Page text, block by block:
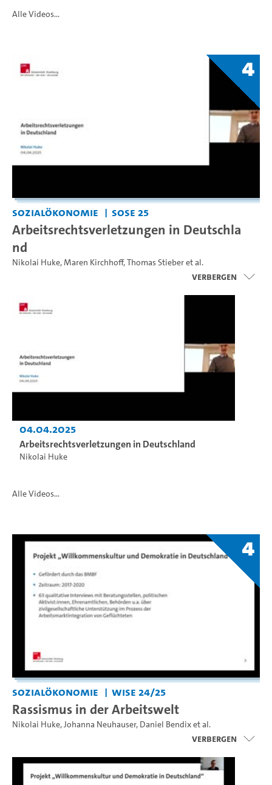
Alle Videos...
4
Sozialökonomie SoSe 25
Arbeitsrechtsverletzungen in Deutschla
nd
Nikolai Huke,Maren Kirchhoff,Thomas Stieberet al.
Verbergen
04.04.2025
Arbeitsrechtsverletzungen in Deutschland
Nikolai Huke
Alle Videos...
4
Sozialökonomie WiSe 24/25
Rassismus in der Arbeitswelt
Nikolai Huke,Johanna Neuhauser, Daniel Bendixet al.
Verbergen